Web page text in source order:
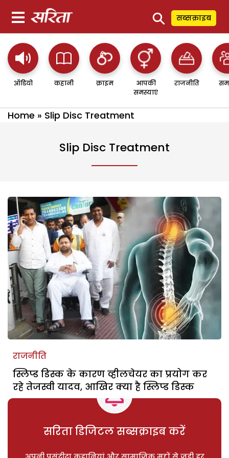
⚲ सब्सक्राइब
ऑडियो कहानी क्राइम
आपकी
समस्याएं
राजनीति
Home » Slip Disc Treatment
Slip Disc Treatment
राजनीति
स्लिप्ड डिस्क के कारण व्हीलचेयर का प्रयोग कर
रहे तेजस्वी यादव, आखिर क्या है स्लिप्ड डिस्क
सरिता डिजिटल सब्सक्राइब करें